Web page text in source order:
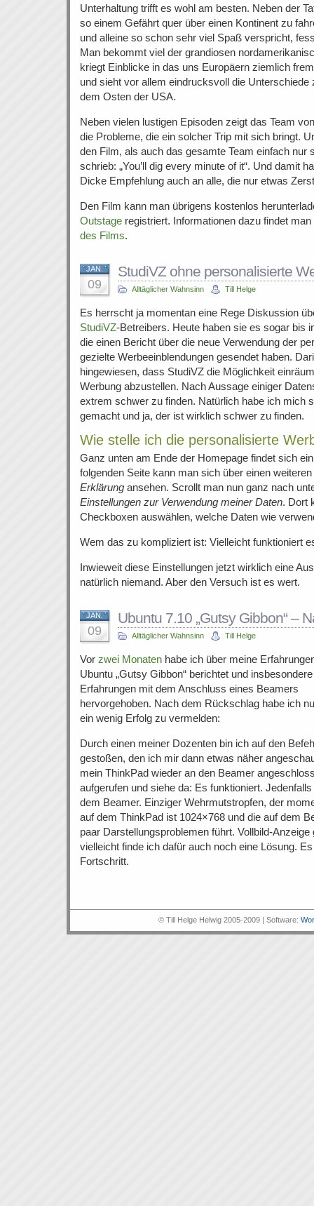
Unterhaltung trifft es wohl am besten. Neben der
so einem Gefährt quer über einen Kontinent zu
und alleine so schon sehr viel Spaß verspricht,
Man bekommt viel der grandiosen
kriegt Einblicke in das uns Europäern ziemlich
und sieht vor allem eindrucksvoll die
dem Osten der USA.
Neben vielen lustigen Episoden zeigt das Team
die Probleme, die ein solcher Trip mit sich bringt.
den Film, als auch das gesamte Team einfach nur
schrieb: „You’ll dig every minute of it“. Und damit
Dicke Empfehlung auch an alle, die nur etwas
Den Film kann man übrigens kostenlos
Outstage registriert. Informationen dazu findet
des Films.
JAN.
09
StudiVZ ohne personalisierte
Alltäglicher Wahnsinn Till Helge
Es herrscht ja momentan eine Rege Diskussion
StudiVZ-Betreibers. Heute haben sie es sogar bis
die einen Bericht über die neue Verwendung der
gezielte Werbeeinblendungen gesendet haben.
hingewiesen, dass StudiVZ die Möglichkeit
Werbung abzustellen. Nach Aussage einiger
extrem schwer zu finden. Natürlich habe ich mich
gemacht und ja, der ist wirklich schwer zu finden.
Wie stelle ich die personalisierte
Ganz unten am Ende der Homepage findet sich
folgenden Seite kann man sich über einen
Erklärung ansehen. Scrollt man nun ganz nach
Einstellungen zur Verwendung meiner Daten. Dort
Checkboxen auswählen, welche Daten wie
Wem das zu kompliziert ist: Vielleicht funktioniert
Inwieweit diese Einstellungen jetzt wirklich eine
natürlich niemand. Aber den Versuch ist es wert.
JAN.
09
Ubuntu 7.10 „Gutsy Gibbon“ –
Alltäglicher Wahnsinn Till Helge
Vor zwei Monaten habe ich über meine
Ubuntu „Gutsy Gibbon“ berichtet und
Erfahrungen mit dem Anschluss eines Beamers
hervorgehoben. Nach dem Rückschlag habe ich
ein wenig Erfolg zu vermelden:
Durch einen meiner Dozenten bin ich auf den
gestoßen, den ich mir dann etwas näher
mein ThinkPad wieder an den Beamer
aufgerufen und siehe da: Es funktioniert.
dem Beamer. Einziger Wehrmutstropfen, der
auf dem ThinkPad ist 1024×768 und die auf dem
paar Darstellungsproblemen führt. Vollbild-Anzeige
vielleicht finde ich dafür auch noch eine Lösung.
Fortschritt.
© Till Helge Helwig 2005-2009 | Software: